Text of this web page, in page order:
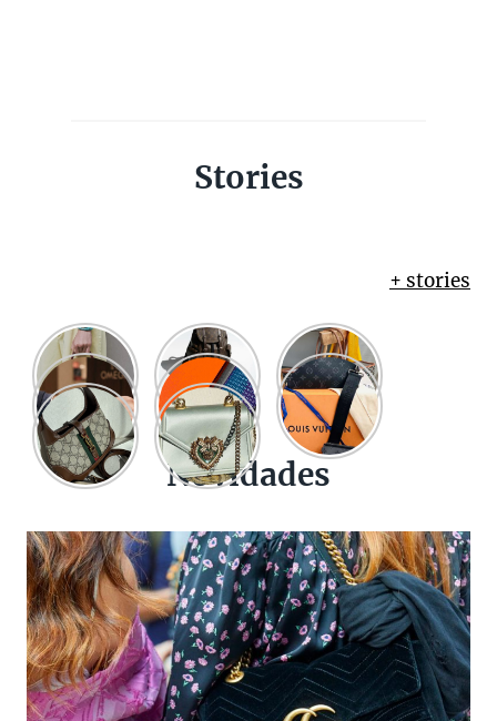
Stories
+ stories
Novidades